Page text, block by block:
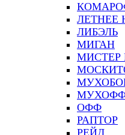
ЛЕТНЕЕ
ЛИБЭЛЬ
МИГАН
МИСТЕР
ОФФ
РАПТОР
РЕЙД